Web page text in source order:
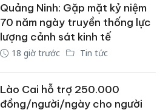
Quảng Ninh: Gặp mặt kỷ niệm
70 năm ngày truyền thống lực
lượng cảnh sát kinh tế
18 giờ trước Tin tức
Lào Cai hỗ trợ 250.000
đồng/người/ngày cho người